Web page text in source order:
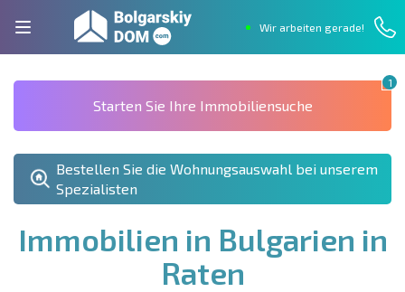
Wir arbeiten gerade!
1
Starten Sie Ihre Immobiliensuche
Bestellen Sie die Wohnungsauswahl bei unserem
Spezialisten
Immobilien in Bulgarien in
Raten